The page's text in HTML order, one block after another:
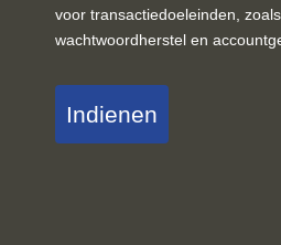
voor transactiedoeleinden,
wachtwoordherstel en
Indienen